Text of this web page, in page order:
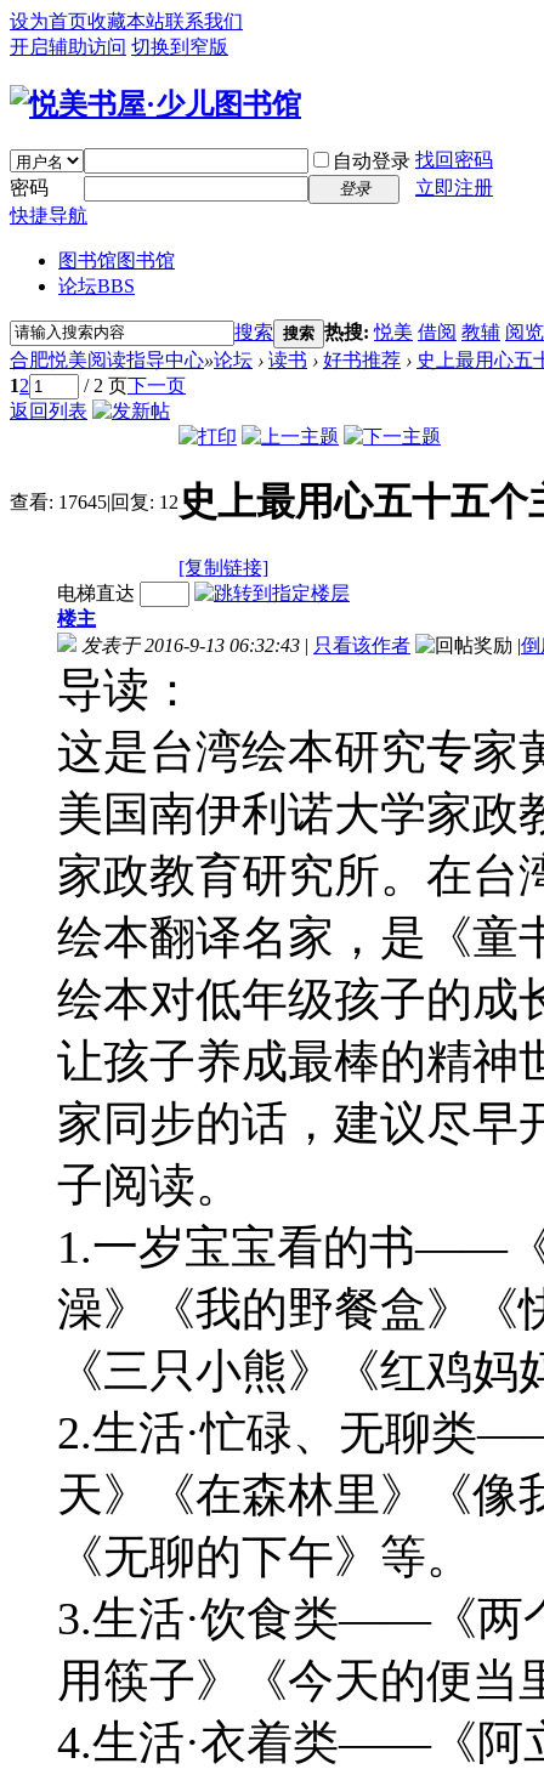
设为首页收藏本站联系我们
开启辅助访问 切换到窄版
自动登录 找回密码
密码
登录
立即注册
快捷导航
图书馆图书馆
论坛BBS
搜索 搜索 热搜:悦美 借阅 教辅 阅览
合肥悦美阅读指导中心»论坛 › 读书 › 好书推荐 › 史上最用心五
12 / 2 页下一页
返回列表
查看: 17645|回复: 12 史上最用心五十五
[复制链接]
电梯直达
楼主
发表于 2016-9-13 06:32:43 | 只看该作者 |倒
导读：
这是台湾绘本研究专家
美国南伊利诺大学家政
家政教育研究所。在台
绘本翻译名家，是《童
绘本对低年级孩子的成
让孩子养成最棒的精神
家同步的话，建议尽早
子阅读。
1.一岁宝宝看的书——
澡》《我的野餐盒》《
《三只小熊》《红鸡妈
2.生活·忙碌、无聊类
天》《在森林里》《像
《无聊的下午》等。
3.生活·饮食类——《两
用筷子》《今天的便当
4.生活·衣着类——《阿